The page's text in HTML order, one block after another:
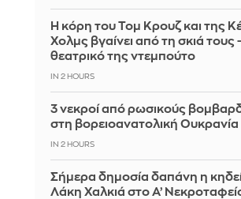
Η κόρη του Τομ Κρουζ και της
Χολμς βγαίνει από τη σκιά τους
θεατρικό της ντεμπούτο
IN 2 HOURS
3 νεκροί από ρωσικούς
στη βορειοανατολική Ουκρανία
IN 2 HOURS
Σήμερα δημοσία δαπάνη η
Λάκη Χαλκιά στο Α’